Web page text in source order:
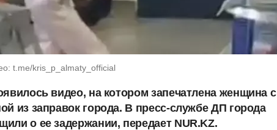
t.me/kris_p_almaty_official
видео, на котором запечатлена женщина с
из заправок города. В пресс-службе ДП города
о ее задержании, передает NUR.KZ.